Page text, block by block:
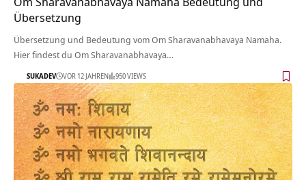
Übersetzung
Übersetzung und Bedeutung vom Om Sharavanabhavaya Namaha.
Hier findest du Om Sharavanabhavaya…
SUKADEV VOR 12 JAHREN 950 VIEWS